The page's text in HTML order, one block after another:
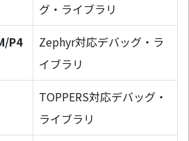
グ・ライブラリ
P4
Zephyr対応デバッグ・ラ
イブラリ
TOPPERS対応デバッグ・
ライブラリ